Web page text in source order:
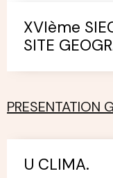
XVIème
SITE
PRESENTATION
U CLIMA.